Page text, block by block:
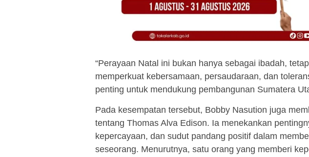
“Perayaan Natal ini bukan hanya sebagai ibadah,
memperkuat kebersamaan, persaudaraan, dan
penting untuk mendukung pembangunan Sumatera
Pada kesempatan tersebut, Bobby Nasution juga
tentang Thomas Alva Edison. Ia menekankan
kepercayaan, dan sudut pandang positif dalam
seseorang. Menurutnya, satu orang yang memberi